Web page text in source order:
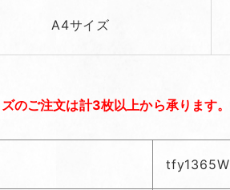
A4サイズ
のご注文は計3枚以上から承ります。
tfy1365W